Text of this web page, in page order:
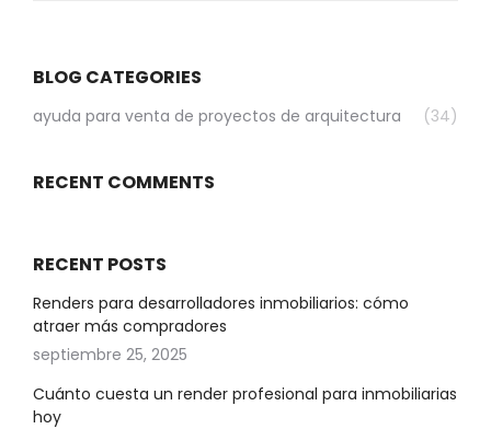
BLOG CATEGORIES
ayuda para venta de proyectos de arquitectura (34)
RECENT COMMENTS
RECENT POSTS
Renders para desarrolladores inmobiliarios: cómo
atraer más compradores
septiembre 25, 2025
Cuánto cuesta un render profesional para inmobiliarias
hoy